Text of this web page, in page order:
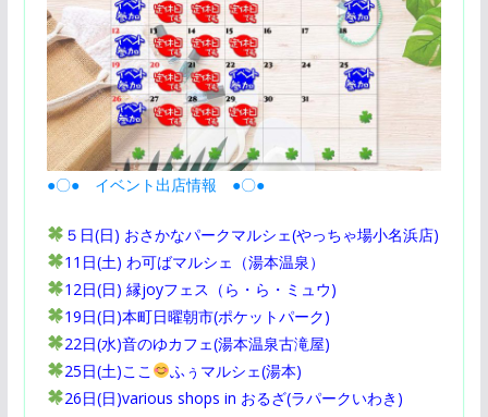
●〇● イベント出店情報 ●〇●
５日(日) おさかなパークマルシェ(やっちゃ場小名浜店)
11日(土) わ可ばマルシェ（湯本温泉）
12日(日) 縁joyフェス（ら・ら・ミュウ)
19日(日)本町日曜朝市(ポケットパーク)
22日(水)音のゆカフェ(湯本温泉古滝屋)
25日(土)ここ
ふぅマルシェ(湯本)
26日(日)various shops in おるざ(ラパークいわき)